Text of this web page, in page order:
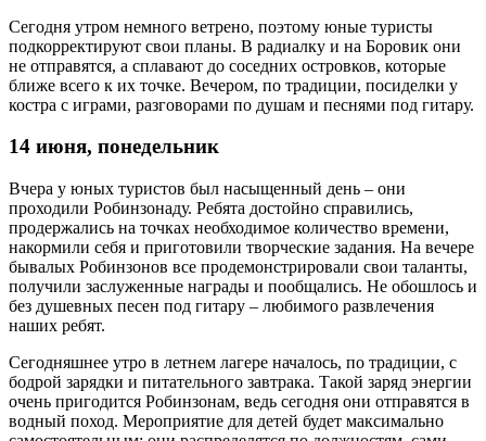
Сегодня утром немного ветрено, поэтому юные туристы
подкорректируют свои планы. В радиалку и на Боровик они
не отправятся, а сплавают до соседних островков, которые
ближе всего к их точке. Вечером, по традиции, посиделки у
костра с играми, разговорами по душам и песнями под гитару.
14 июня, понедельник
Вчера у юных туристов был насыщенный день – они
проходили Робинзонаду. Ребята достойно справились,
продержались на точках необходимое количество времени,
накормили себя и приготовили творческие задания. На вечере
бывалых Робинзонов все продемонстрировали свои таланты,
получили заслуженные награды и пообщались. Не обошлось и
без душевных песен под гитару – любимого развлечения
наших ребят.
Сегодняшнее утро в летнем лагере началось, по традиции, с
бодрой зарядки и питательного завтрака. Такой заряд энергии
очень пригодится Робинзонам, ведь сегодня они отправятся в
водный поход. Мероприятие для детей будет максимально